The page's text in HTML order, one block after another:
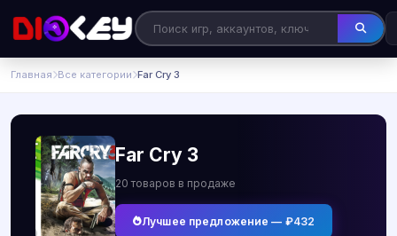
Главная Все категории Far Cry 3
Far Cry 3
20 товаров в продаже
Лучшее предложение — ₽432